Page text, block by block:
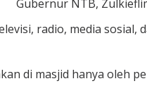
Gubernur NTB,
radio, media sosial,
di masjid hanya oleh